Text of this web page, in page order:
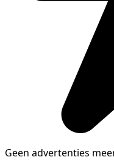
Geen advertenties